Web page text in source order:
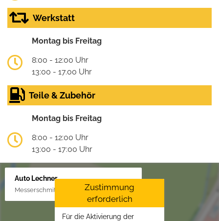
Werkstatt
Montag bis Freitag
8:00 - 12:00 Uhr
13:00 - 17.00 Uhr
Teile & Zubehör
Montag bis Freitag
8:00 - 12:00 Uhr
13:00 - 17:00 Uhr
Auto Lechner
Messerschmittstr. 4, 86453 Dasing/Lindl
Zustimmung
erforderlich
Für die Aktivierung der